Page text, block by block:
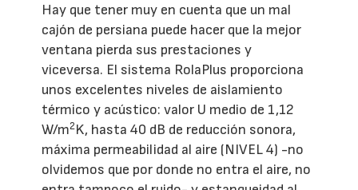
Hay que tener muy en cuenta que un mal
cajón de persiana puede hacer que la mejor
ventana pierda sus prestaciones y
viceversa. El sistema RolaPlus proporciona
unos excelentes niveles de aislamiento
térmico y acústico: valor U medio de 1,12
W/m2K, hasta 40 dB de reducción sonora,
máxima permeabilidad al aire (NIVEL 4) -no
olvidemos que por donde no entra el aire, no